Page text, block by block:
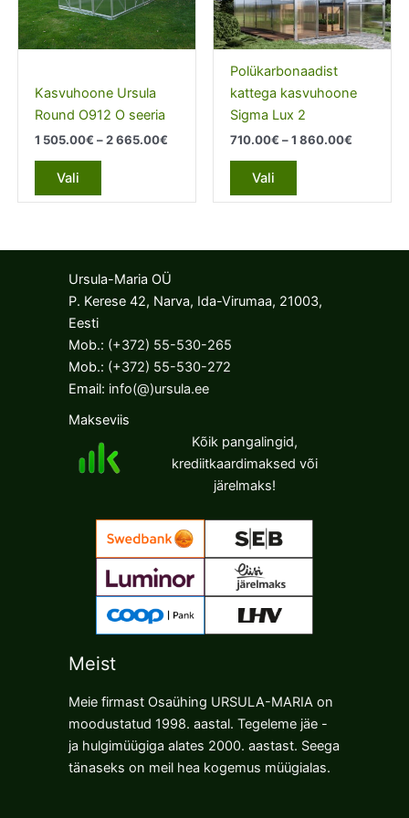
be
chosen
the
product
be
chosen
on
the
product
Kasvuhoone Ursula
Round O912 O seeria
1 505.00€ – 2 665.00€Price
through
Vali
This
has
variants.
The
options
be
chosen
on
product
page
Polükarbonaadist
kattega kasvuhoone
Sigma Lux 2
710.00€ – 1 860.00€Price
1
Vali
This
has
variants.
options
page
Ursula-Maria OÜ
P. Kerese 42, Narva, Ida-Virumaa, 21003,
Eesti
Mob.: (+372) 55-530-265
Mob.: (+372) 55-530-272
Email: info(@)ursula.ee
Makseviis
Kõik pangalingid,
krediitkaardimaksed või
järelmaks!
Meist
Meie firmast Osaühing URSULA-MARIA on
moodustatud 1998. aastal. Tegeleme jäe -
ja hulgimüügiga alates 2000. aastast. Seega
tänaseks on meil hea kogemus müügialas.